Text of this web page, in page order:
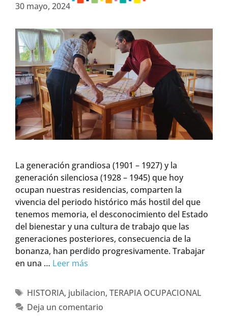
30 mayo, 2024
La generación grandiosa (1901 – 1927) y la
generación silenciosa (1928 – 1945) que hoy
ocupan nuestras residencias, comparten la
vivencia del periodo histórico más hostil del que
tenemos memoria, el desconocimiento del Estado
del bienestar y una cultura de trabajo que las
generaciones posteriores, consecuencia de la
bonanza, han perdido progresivamente. Trabajar
en una … Leer más
HISTORIA, jubilacion, TERAPIA OCUPACIONAL
Deja un comentario